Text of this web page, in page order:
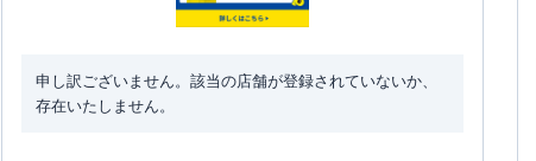
申し訳ございません。該当の店舗が登録されていないか、
存在いたしません。